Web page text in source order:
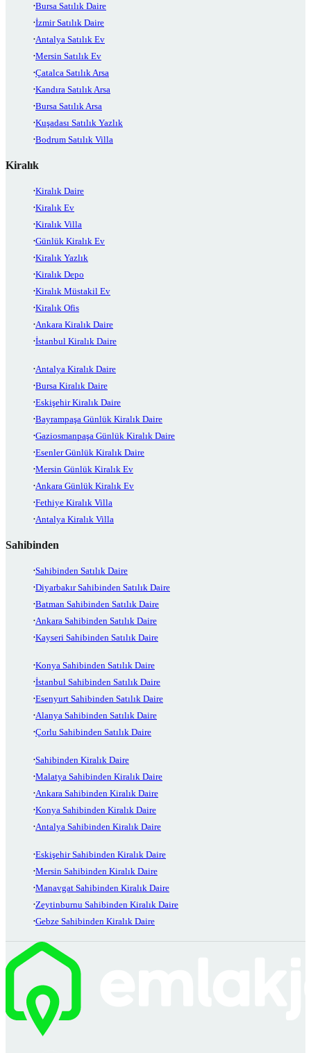
Bursa Satılık Daire
İzmir Satılık Daire
Antalya Satılık Ev
Mersin Satılık Ev
Çatalca Satılık Arsa
Kandıra Satılık Arsa
Bursa Satılık Arsa
Kuşadası Satılık Yazlık
Bodrum Satılık Villa
Kiralık
Kiralık Daire
Kiralık Ev
Kiralık Villa
Günlük Kiralık Ev
Kiralık Yazlık
Kiralık Depo
Kiralık Müstakil Ev
Kiralık Ofis
Ankara Kiralık Daire
İstanbul Kiralık Daire
Antalya Kiralık Daire
Bursa Kiralık Daire
Eskişehir Kiralık Daire
Bayrampaşa Günlük Kiralık Daire
Gaziosmanpaşa Günlük Kiralık Daire
Esenler Günlük Kiralık Daire
Mersin Günlük Kiralık Ev
Ankara Günlük Kiralık Ev
Fethiye Kiralık Villa
Antalya Kiralık Villa
Sahibinden
Sahibinden Satılık Daire
Diyarbakır Sahibinden Satılık Daire
Batman Sahibinden Satılık Daire
Ankara Sahibinden Satılık Daire
Kayseri Sahibinden Satılık Daire
Konya Sahibinden Satılık Daire
İstanbul Sahibinden Satılık Daire
Esenyurt Sahibinden Satılık Daire
Alanya Sahibinden Satılık Daire
Çorlu Sahibinden Satılık Daire
Sahibinden Kiralık Daire
Malatya Sahibinden Kiralık Daire
Ankara Sahibinden Kiralık Daire
Konya Sahibinden Kiralık Daire
Antalya Sahibinden Kiralık Daire
Eskişehir Sahibinden Kiralık Daire
Mersin Sahibinden Kiralık Daire
Manavgat Sahibinden Kiralık Daire
Zeytinburnu Sahibinden Kiralık Daire
Gebze Sahibinden Kiralık Daire